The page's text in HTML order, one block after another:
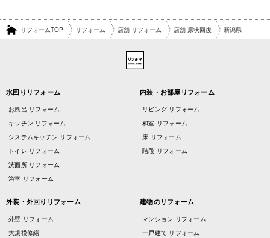
リフォームTOP リフォーム 店舗 リフォーム 店舗 原状回復 新潟県
水回りリフォーム
お風呂 リフォーム
キッチン リフォーム
システムキッチン リフォーム
トイレ リフォーム
洗面所 リフォーム
浴室 リフォーム
内装・お部屋リフォーム
リビング リフォーム
和室 リフォーム
床 リフォーム
階段 リフォーム
外装・外回りリフォーム
外壁 リフォーム
大規模修繕
建物のリフォーム
マンション リフォーム
一戸建て リフォーム